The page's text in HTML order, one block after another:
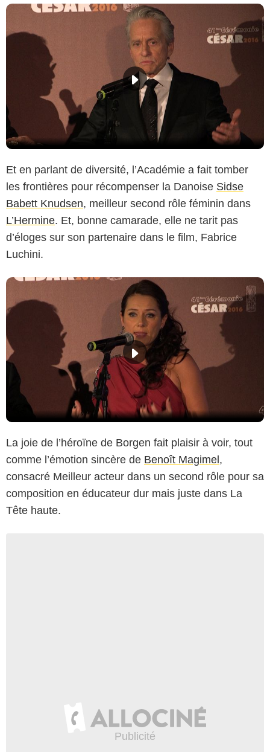
Et en parlant de diversité, l’Académie a fait tomber
les frontières pour récompenser la Danoise Sidse
Babett Knudsen, meilleur second rôle féminin dans
L’Hermine. Et, bonne camarade, elle ne tarit pas
d’éloges sur son partenaire dans le film, Fabrice
Luchini.
La joie de l’héroïne de Borgen fait plaisir à voir, tout
comme l’émotion sincère de Benoît Magimel ,
consacré Meilleur acteur dans un second rôle pour sa
composition en éducateur dur mais juste dans La
Tête haute.